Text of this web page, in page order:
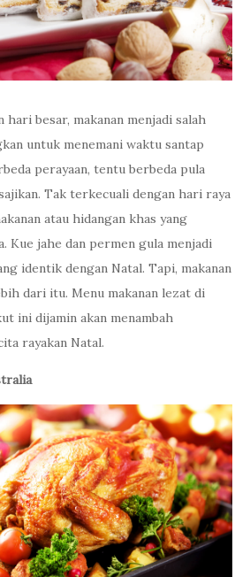
hari besar, makanan menjadi salah
untuk menemani waktu santap
perayaan, tentu berbeda pula
Tak terkecuali dengan hari raya
atau hidangan khas yang
Kue jahe dan permen gula menjadi
identik dengan Natal. Tapi, makanan
dari itu. Menu makanan lezat di
ini dijamin akan menambah
rayakan Natal.